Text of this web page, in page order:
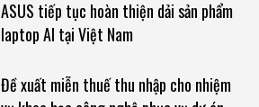
ASUS tiếp tục hoàn thiện dải sản phẩm
laptop AI tại Việt Nam
Đề xuất miễn thuế thu nhập cho nhiệm